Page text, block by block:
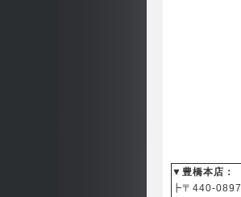
▼豊橋本店：
┣〒440-0897